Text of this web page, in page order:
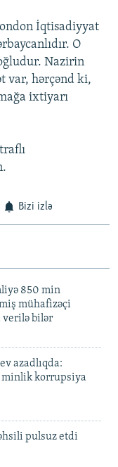
İqtisadiyyat
O
Nazirin
var, hərçənd ki,
ixtiyarı
Bizi izlə
850 min
mühafizəçi
verilə bilər
azadlıqda:
minlik korrupsiya
pulsuz etdi